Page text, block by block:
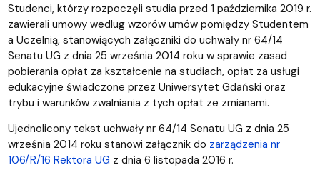
Studenci, którzy rozpoczęli studia przed 1 października 2019 r.
zawierali umowy wedlug wzorów umów pomiędzy Studentem
a Uczelnią, stanowiących załączniki do uchwały nr 64/14
Senatu UG z dnia 25 września 2014 roku w sprawie zasad
pobierania opłat za kształcenie na studiach, opłat za usługi
edukacyjne świadczone przez Uniwersytet Gdański oraz
trybu i warunków zwalniania z tych opłat ze zmianami.
Ujednolicony tekst uchwały nr 64/14 Senatu UG z dnia 25
września 2014 roku stanowi załącznik do zarządzenia nr
106/R/16 Rektora UG z dnia 6 listopada 2016 r.